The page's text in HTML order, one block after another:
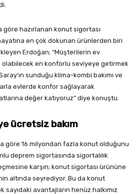
göre hazırlanan konut sigortası
en çok dokunan ürünlerden biri
Erdoğan; “Müşterilerin ev
olabilecek en konforlu seviyeye getirmek
sunduğu klima-kombi bakımı ve
evlerde konfor sağlayarak
değer katıyoruz” diye konuştu.
ücretsiz bakım
göre 16 milyondan fazla konut olduğunu
deprem sigortasında sigortalılık
karşın; konut sigortası ürününe
altında seyrediyor. Bu da konut
sayıdaki avantajların henüz halkımız